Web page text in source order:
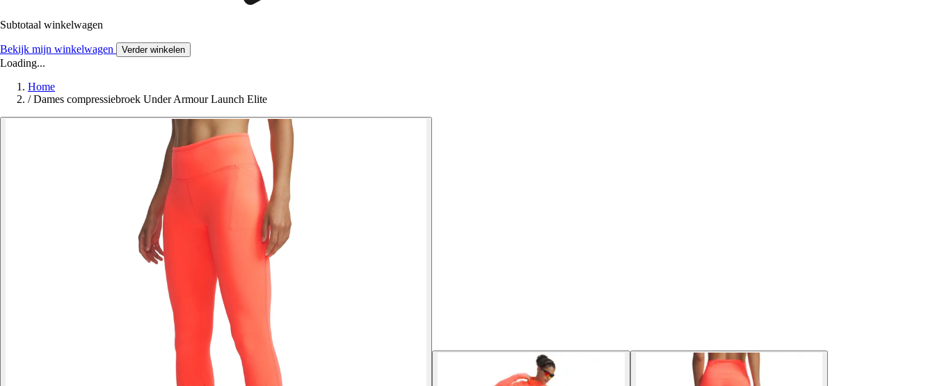
Subtotaal winkelwagen
Bekijk mijn winkelwagen Verder winkelen
Loading...
Home
/ Dames compressiebroek Under Armour Launch Elite